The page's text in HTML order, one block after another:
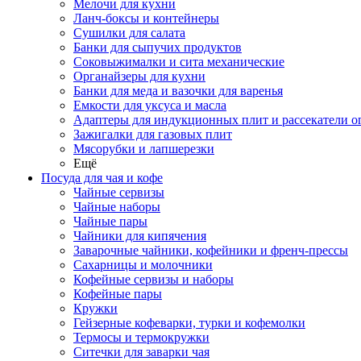
Мелочи для кухни
Ланч-боксы и контейнеры
Сушилки для салата
Банки для сыпучих продуктов
Соковыжималки и сита механические
Органайзеры для кухни
Банки для меда и вазочки для варенья
Емкости для уксуса и масла
Адаптеры для индукционных плит и рассекатели
Зажигалки для газовых плит
Мясорубки и лапшерезки
Ещё
Посуда для чая и кофе
Чайные сервизы
Чайные наборы
Чайные пары
Чайники для кипячения
Заварочные чайники, кофейники и френч-прессы
Сахарницы и молочники
Кофейные сервизы и наборы
Кофейные пары
Кружки
Гейзерные кофеварки, турки и кофемолки
Термосы и термокружки
Ситечки для заварки чая